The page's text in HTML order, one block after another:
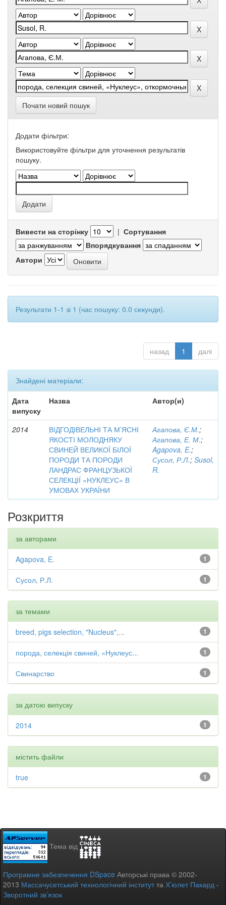
Почати новий пошук
Додати фільтри:
Використовуйте фільтри для уточнення результатів
пошуку.
Вивести на сторінку | Сортування
Впорядкування
Автори
Результати 1-1 зі 1 (час пошуку: 0.0 секунди).
назад 1 далі
Знайдені матеріали:
Дата
випуску
Назва Автор(и)
2014
ВІДГОДІВЕЛЬНІ ТА М’ЯСНІ
ЯКОСТІ МОЛОДНЯКУ
СВИНЕЙ ВЕЛИКОЇ БІЛОЇ
ПОРОДИ ТА ПОРОДИ
ЛАНДРАС ФРАНЦУЗЬКОЇ
СЕЛЕКЦІЇ «НУКЛЕУС» В
УМОВАХ УКРАЇНИ
Агапова, Є.М.;
Агапова, Е. М.;
Agapova, E.;
Сусол, Р.Л.; Susol,
R.
Розкриття
за авторами
1
Agapova, E.
1
Сусол, Р.Л.
за темами
1
breed, pigs selection, "Nucleus",...
1
порода, селекція свиней, «Нуклеус...
1
Свинарство
за датою випуску
1
2014
містить файли
1
true
Тема від
Програмне забезпечення DSpace Авторські права © 2002-
2013 Массачусетський технологічний інститутта Х’юлет Пакард -
Зворотний зв’язок